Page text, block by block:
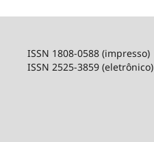
ISSN 1808-0588 (impresso)
ISSN 2525-3859 (eletrônico)